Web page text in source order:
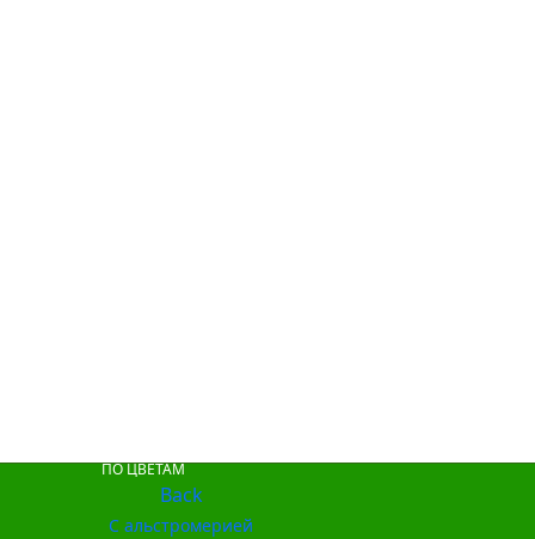
ПО ЦВЕТАМ
Back
С альстромерией